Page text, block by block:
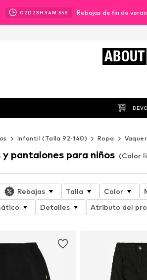
02D 23H 34M 53S Rebajas de fin de
ABOUT
Infantil (Talla 92-140) Ropa
y pantalones para niños (Color
Rebajas Talla Color
Detalles Atributo del